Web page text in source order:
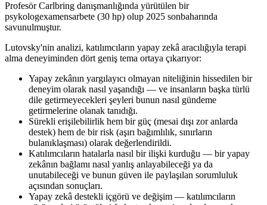
Profesör Carlbring danışmanlığında yürütülen bir
psykologexamensarbete (30 hp) olup 2025 sonbaharında
savunulmuştur.
Lutovsky'nin analizi, katılımcıların yapay zekâ aracılığıyla terapi
alma deneyiminden dört geniş tema ortaya çıkarıyor:
Yapay zekânın yargılayıcı olmayan niteliğinin hissedilen bir
deneyim olarak nasıl yaşandığı — ve insanların başka türlü
dile getirmeyecekleri şeyleri bunun nasıl gündeme
getirmelerine olanak tanıdığı.
Sürekli erişilebilirlik hem bir güç (mesai dışı zor anlarda
destek) hem de bir risk (aşırı bağımlılık, sınırların
bulanıklaşması) olarak değerlendirildi.
Katılımcıların hatalarla nasıl bir ilişki kurduğu — bir yapay
zekânın bağlamı nasıl yanlış anlayabileceği ya da
unutabileceği ve bunun güven ile paylaşılan sorumluluk
açısından sonuçları.
Yapay zekâ destekli içgörü ve değişim — katılımcıların